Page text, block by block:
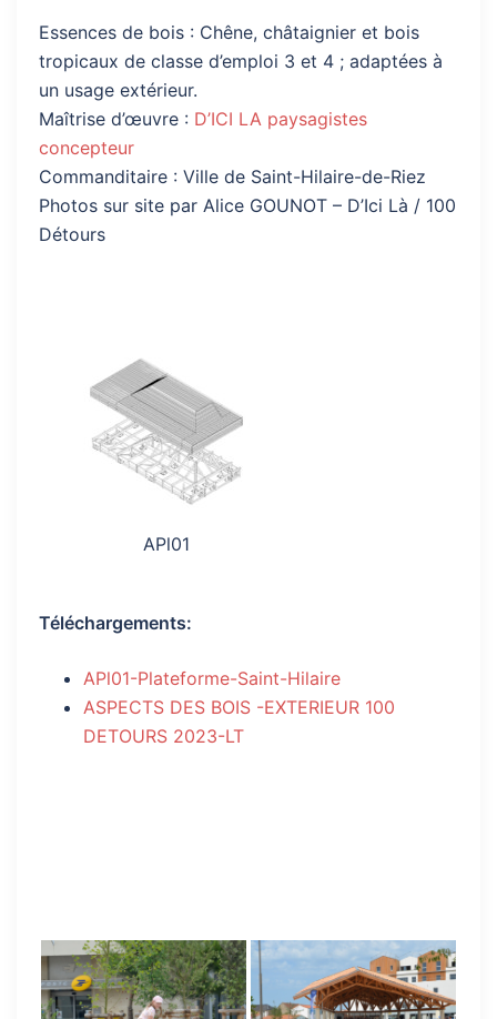
Essences de bois : Chêne, châtaignier et bois
tropicaux de classe d’emploi 3 et 4 ; adaptées à
un usage extérieur.
Maîtrise d’œuvre : D’ICI LA paysagistes
concepteur
Commanditaire : Ville de Saint-Hilaire-de-Riez
Photos sur site par Alice GOUNOT – D’Ici Là / 100
Détours
APl01
Téléchargements:
APl01-Plateforme-Saint-Hilaire
ASPECTS DES BOIS -EXTERIEUR 100
DETOURS 2023-LT